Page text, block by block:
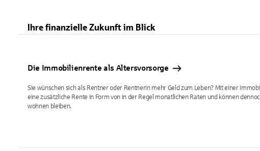
Ihre finanzielle Zukunft im Blick
Die Immobilienrente als Altersvorsorge
Sie wünschen sich als Rentner oder Rentnerin mehr Geld zum Leben? Mit einer
eine zusätzliche Rente in Form von in der Regel monatlichen Raten und können
wohnen bleiben.